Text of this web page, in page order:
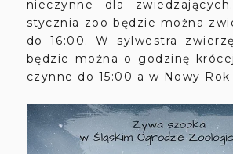
nieczynne dla
stycznia zoo będzie można
do 16:00. W sylwestra
będzie można o godzinę
czynne do 15:00 a w Nowy Rok